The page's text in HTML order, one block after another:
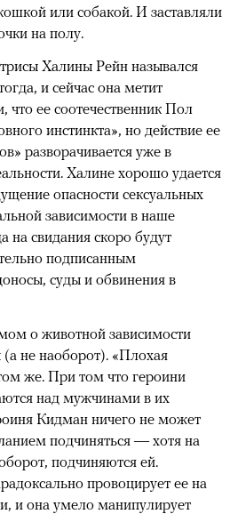
или собакой. И заставляли
на полу.
Халины Рейн назывался
и сейчас она метит
что ее соотечественник Пол
инстинкта», но действие ее
разворачивается уже в
Халине хорошо удается
опасности сексуальных
зависимости в наше
на свидания скоро будут
подписанным
суды и обвинения в
о животной зависимости
не наоборот). «Плохая
же. При том что героини
над мужчинами в их
Кидман ничего не может
подчиняться — хотя на
подчиняются ей.
провоцирует ее на
и она умело манипулирует